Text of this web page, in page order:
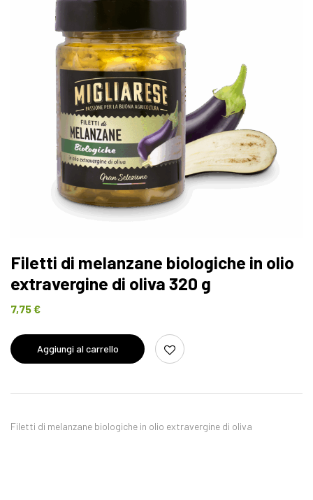
Filetti di melanzane biologiche in olio
extravergine di oliva 320 g
7,75€
Aggiungi al carrello
Filetti di melanzane biologiche in olio extravergine di oliva